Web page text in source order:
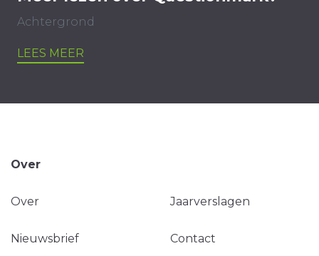
Achtergrond
LEES MEER
Over
Over Jaarverslagen
Nieuwsbrief Contact